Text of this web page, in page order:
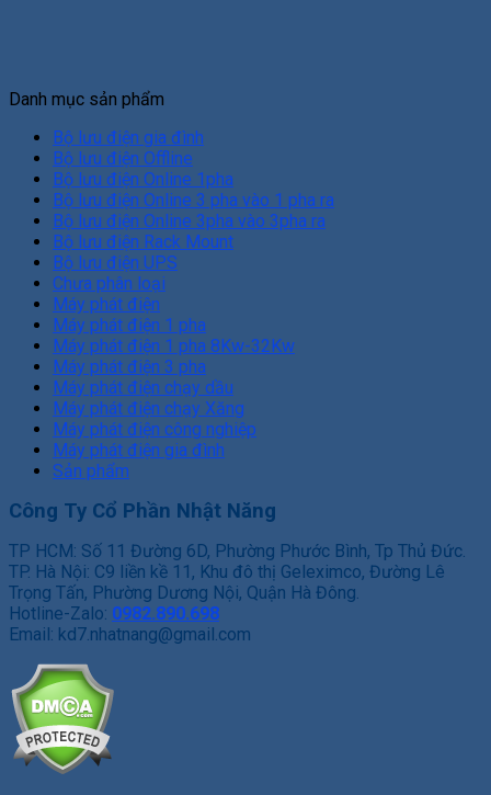
Danh mục sản phẩm
Bộ lưu điện gia đình
Bộ lưu điện Offline
Bộ lưu điện Online 1pha
Bộ lưu điện Online 3 pha vào 1 pha ra
Bộ lưu điện Online 3pha vào 3pha ra
Bộ lưu điện Rack Mount
Bộ lưu điện UPS
Chưa phân loại
Máy phát điện
Máy phát điện 1 pha
Máy phát điện 1 pha 8Kw-32Kw
Máy phát điện 3 pha
Máy phát điện chạy dầu
Máy phát điện chạy Xăng
Máy phát điện công nghiệp
Máy phát điện gia đình
Sản phẩm
Công Ty Cổ Phần Nhật Năng
TP HCM: Số 11 Đường 6D, Phường Phước Bình, Tp Thủ Đức.
TP. Hà Nội: C9 liền kề 11, Khu đô thị Geleximco, Đường Lê
Trọng Tấn, Phường Dương Nội, Quận Hà Đông.
Hotline-Zalo: 0982.890.698
Email: kd7.nhatnang@gmail.com